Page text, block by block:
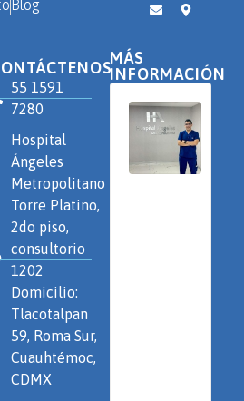
Blog
55 1591
7280
Hospital
Ángeles
Metropolitano
Torre Platino,
2do piso,
consultorio
1202
Domicilio:
Tlacotalpan
59, Roma Sur,
Cuauhtémoc,
CDMX
MÁS
INFORMACIÓN